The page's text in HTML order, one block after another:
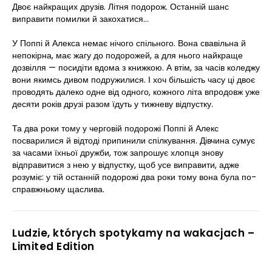
Двоє найкращих друзів. Літня подорож. Останній шанс
виправити помилки й закохатися…
У Поппі й Алекса немає нічого спільного. Вона свавільна й
непокірна, має жагу до подорожей, а для нього найкраще
дозвілля — посидіти вдома з книжкою. А втім, за часів коледжу
вони якимсь дивом подружилися. І хоч більшість часу ці двоє
проводять далеко одне від одного, кожного літа впродовж уже
десяти років друзі разом їдуть у тижневу відпустку.
Та два роки тому у черговій подорожі Поппі й Алекс
посварилися й відтоді припинили спілкування. Дівчина сумує
за часами їхньої дружби, тож запрошує хлопця знову
відправитися з нею у відпустку, щоб усе виправити, адже
розуміє: у тій останній подорожі два роки тому вона була по-
справжньому щаслива.
Ludzie, których spotykamy na wakacjach –
Limited Edition